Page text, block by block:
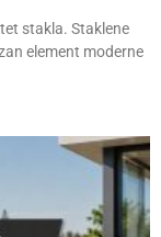
stakla. Staklene
element moderne